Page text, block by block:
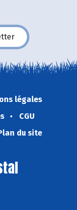
légales
CGU
du site